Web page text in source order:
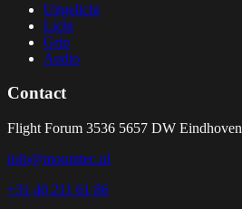
Uitgelicht
Licht
Grip
Audio
Contact
Flight Forum 3536 5657 DW Eindhoven
info@mounttec.nl
+31 40 211 61 86